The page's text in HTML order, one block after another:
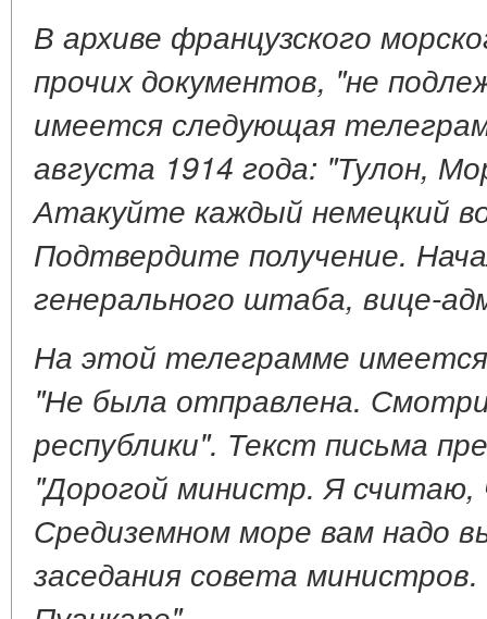
В архиве французского
прочих документов, "не
имеется следующая
августа 1914 года: "Тулон,
Атакуйте каждый немецкий
Подтвердите получение.
генерального штаба, вице-
На этой телеграмме
"Не была отправлена.
республики". Текст письма
"Дорогой министр. Я считаю,
Средиземном море вам надо
заседания совета